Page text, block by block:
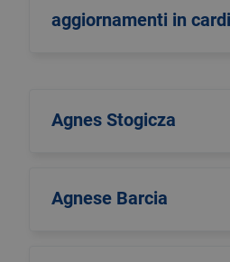
aggiornamenti in
Agnes Stogicza
Agnese Barcia